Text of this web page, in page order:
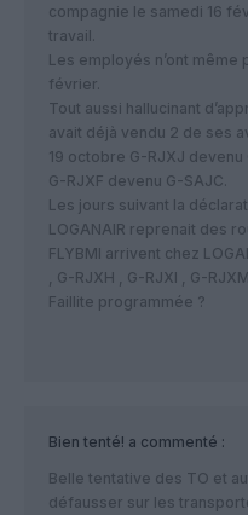
compagnie le samedi 16
travail.
Les employés n’ont
février.
Tout aussi hallucinant
avait déjà vendu 2 de ses
19 octobre G-RJXJ
G-RJXF devenu G-SAJC.
Les jours suivant la
LOGANAIR reprenait des
FLYBMI arrivent chez
, G-RJXH , G-RJXI , G-RJXM
Faillite programmée ?
Bien tenté! a commenté :
Belle tentative des TO et
défausser sur les